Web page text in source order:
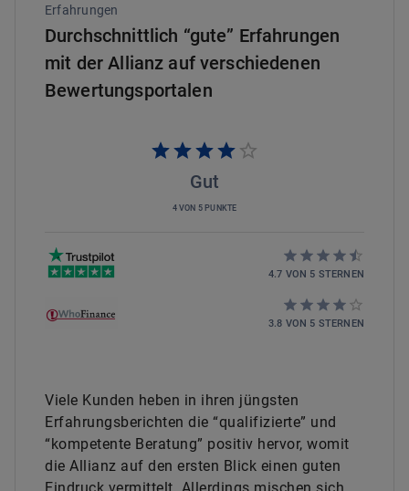
Erfahrungen
Durchschnittlich “gute” Erfahrungen
mit der Allianz auf verschiedenen
Bewertungsportalen
Gut
4 VON 5 PUNKTE
4.7 VON 5 STERNEN
3.8 VON 5 STERNEN
Viele Kunden heben in ihren jüngsten
Erfahrungsberichten die “qualifizierte” und
“kompetente Beratung” positiv hervor, womit
die Allianz auf den ersten Blick einen guten